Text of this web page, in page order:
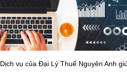
Dịch vụ của Đại Lý Thuế Nguyên Anh